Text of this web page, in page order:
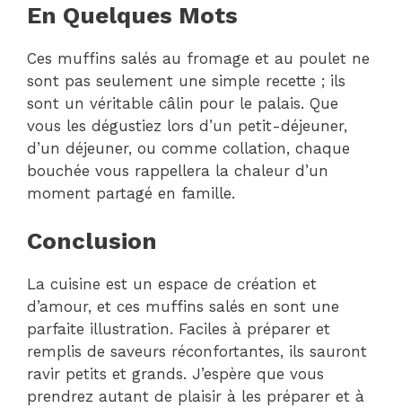
En Quelques Mots
Ces muffins salés au fromage et au poulet ne
sont pas seulement une simple recette ; ils
sont un véritable câlin pour le palais. Que
vous les dégustiez lors d’un petit-déjeuner,
d’un déjeuner, ou comme collation, chaque
bouchée vous rappellera la chaleur d’un
moment partagé en famille.
Conclusion
La cuisine est un espace de création et
d’amour, et ces muffins salés en sont une
parfaite illustration. Faciles à préparer et
remplis de saveurs réconfortantes, ils sauront
ravir petits et grands. J’espère que vous
prendrez autant de plaisir à les préparer et à